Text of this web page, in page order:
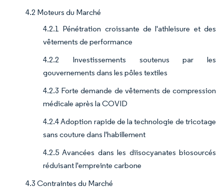
4.2 Moteurs du Marché
4.2.1 Pénétration croissante de l'athleisure et des
vêtements de performance
4.2.2 Investissements soutenus par les
gouvernements dans les pôles textiles
4.2.3 Forte demande de vêtements de compression
médicale après la COVID
4.2.4 Adoption rapide de la technologie de tricotage
sans couture dans l'habillement
4.2.5 Avancées dans les diisocyanates biosourcés
réduisant l'empreinte carbone
4.3 Contraintes du Marché